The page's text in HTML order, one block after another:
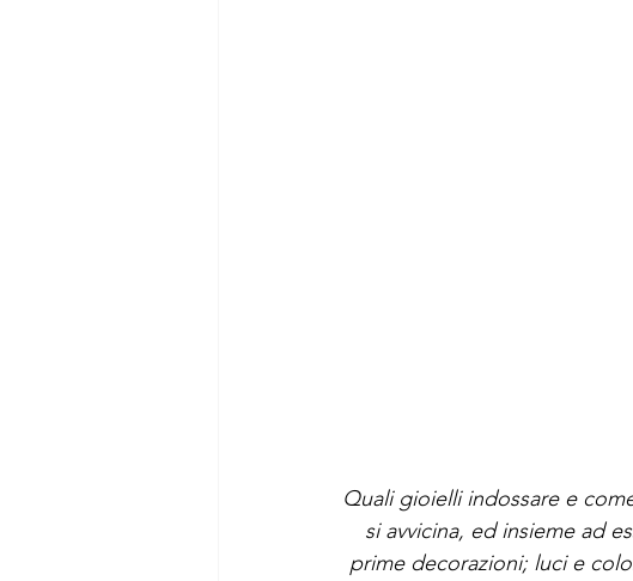
Quali gioielli indossare e
si avvicina, ed insieme ad
prime decorazioni; luci e